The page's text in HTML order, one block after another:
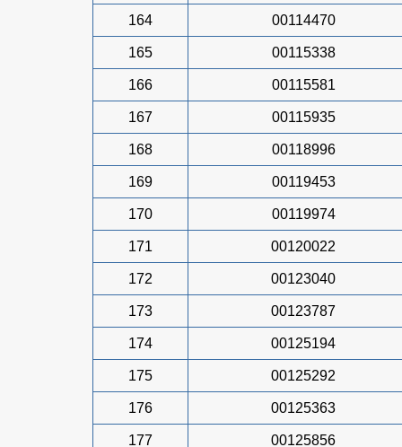
164 00114470
165 00115338
166 00115581
167 00115935
168 00118996
169 00119453
170 00119974
171 00120022
172 00123040
173 00123787
174 00125194
175 00125292
176 00125363
177 00125856